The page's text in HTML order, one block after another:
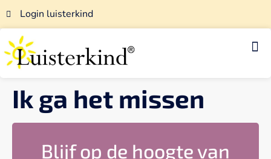
Login luisterkind
Ik ga het missen
Blijf op de hoogte van